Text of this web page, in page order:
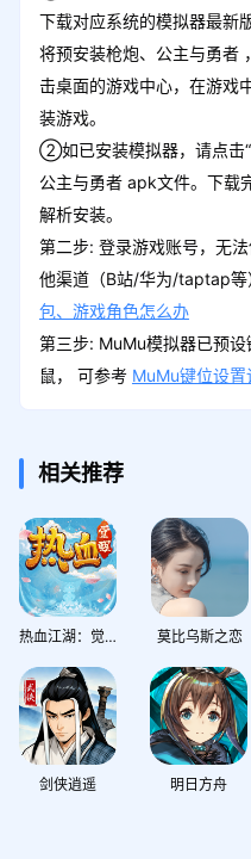
下载对应系统的模拟器最新
将预安装枪炮、公主与勇者
击桌面的游戏中心，在游戏
装游戏。
②如已安装模拟器，请点击“
公主与勇者 apk文件。下载
解析安装。
第二步: 登录游戏账号，无
他渠道（B站/华为/taptap等
包、游戏角色怎么办
第三步: MuMu模拟器已预
鼠， 可参考 MuMu键位设置
相关推荐
热血江湖：觉醒 莫比乌斯之恋
剑侠逍遥 明日方舟